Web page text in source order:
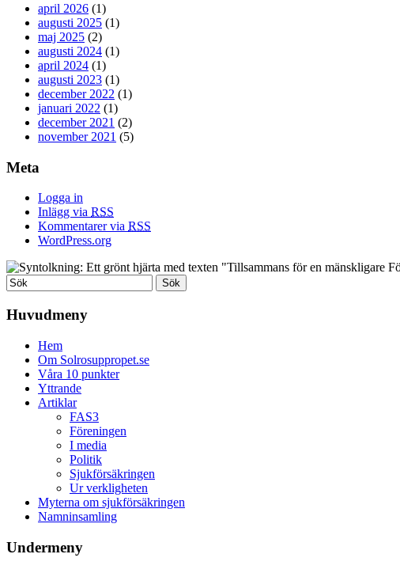
april 2026 (1)
augusti 2025 (1)
maj 2025 (2)
augusti 2024 (1)
april 2024 (1)
augusti 2023 (1)
december 2022 (1)
januari 2022 (1)
december 2021 (2)
november 2021 (5)
Meta
Logga in
Inlägg via RSS
Kommentarer via RSS
WordPress.org
Huvudmeny
Hem
Om Solrosuppropet.se
Våra 10 punkter
Yttrande
Artiklar
FAS3
Föreningen
I media
Politik
Sjukförsäkringen
Ur verkligheten
Myterna om sjukförsäkringen
Namninsamling
Undermeny